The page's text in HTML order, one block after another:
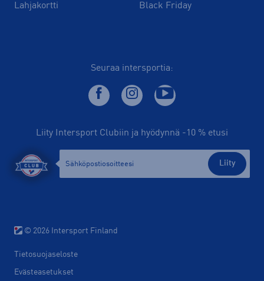
Lahjakortti
Black Friday
Seuraa intersportia:
Liity Intersport Clubiin ja hyödynnä -10 % etusi
Liity
© 2026 Intersport Finland
Tietosuojaseloste
Evästeasetukset